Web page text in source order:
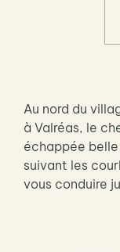
Au nord du
à Valréas, le
échappée
suivant les
vous conduire